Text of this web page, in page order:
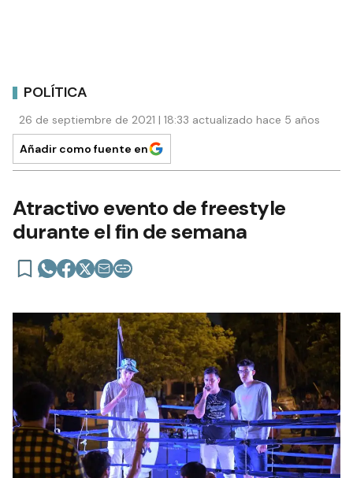
POLÍTICA
26 de septiembre de 2021 | 18:33 actualizado hace 5 años
Añadir como fuente en
Atractivo evento de freestyle
durante el fin de semana